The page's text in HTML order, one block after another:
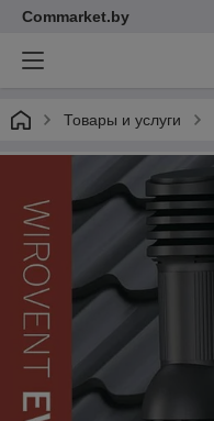
Commarket.by
Товары и услуги